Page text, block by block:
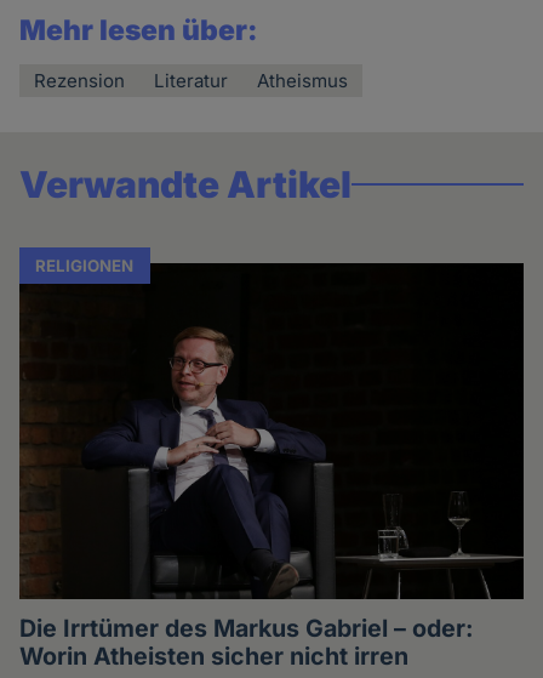
Mehr lesen über:
Rezension Literatur Atheismus
Verwandte Artikel
RELIGIONEN
Die Irrtümer des Markus Gabriel – oder:
Worin Atheisten sicher nicht irren